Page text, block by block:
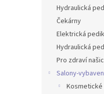
Hydraulická
Čekárny
Elektrická
Hydraulická
Pro zdraví
Salony-